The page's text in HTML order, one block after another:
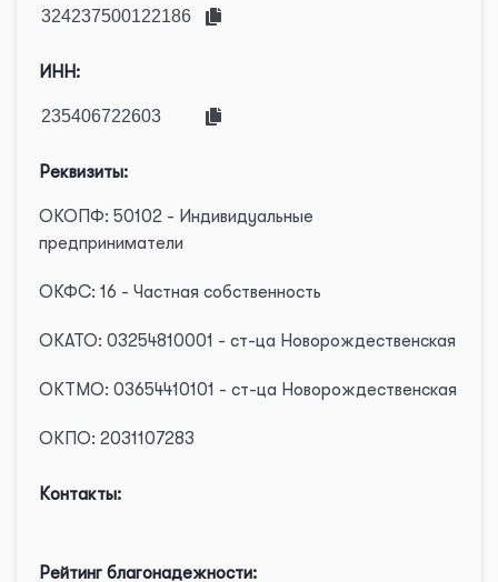
ИНН:
Реквизиты:
ОКОПФ: 50102 - Индивидуальные
предприниматели
ОКФС: 16 - Частная собственность
ОКАТО: 03254810001 - ст-ца Новорождественская
ОКТМО: 03654410101 - ст-ца Новорождественская
ОКПО: 2031107283
Контакты:
Рейтинг благонадежности: